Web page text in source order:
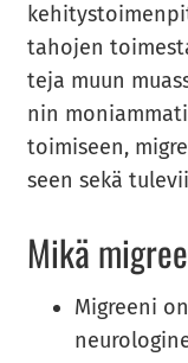
ta­ho­jen
te­ja muun
nin
toi­mi­seen,
seen sekä
Mikä
Migreeni